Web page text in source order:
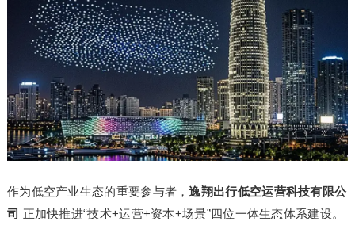
作为低空产业生态的重要参与者，逸翔出行低空运营科技有限公
司 正加快推进“技术+运营+资本+场景”四位一体生态体系建设。